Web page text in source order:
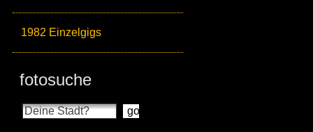
1982 Einzelgigs
fotosuche